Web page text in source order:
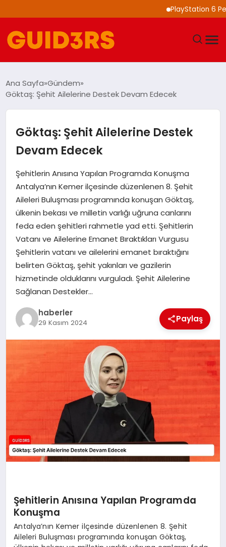
PlayStation 6
YAŞAM
TEKNOLOJI
SPOR
SAĞLIK
EKONOMI
MAGAZIN
EĞITIM
Ana Sayfa Gündem
Göktaş: Şehit Ailelerine Destek Devam Edecek
Göktaş: Şehit Ailelerine Destek
Devam Edecek
Şehitlerin Anısına Yapılan Programda Konuşma
Antalya’nın Kemer ilçesinde düzenlenen 8. Şehit
Aileleri Buluşması programında konuşan Göktaş,
ülkenin bekası ve milletin varlığı uğruna canlarını
feda eden şehitleri rahmetle yad etti. Şehitlerin
Vatanı ve Ailelerine Emanet Bıraktıkları Vurgusu
Şehitlerin vatanı ve ailelerini emanet bıraktığını
belirten Göktaş, şehit yakınları ve gazilerin
hizmetinde olduklarını vurguladı. Şehit Ailelerine
Sağlanan Destekler…
haberler
29 Kasım 2024 Paylaş
Şehitlerin Anısına Yapılan Programda
Konuşma
Antalya’nın Kemer ilçesinde düzenlenen 8. Şehit
Aileleri Buluşması programında konuşan Göktaş,